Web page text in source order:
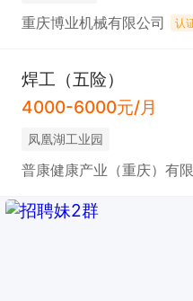
重庆博业机械有限公司 认
焊工（五险）
4000-6000元/月
凤凰湖工业园
普康健康产业（重庆）有